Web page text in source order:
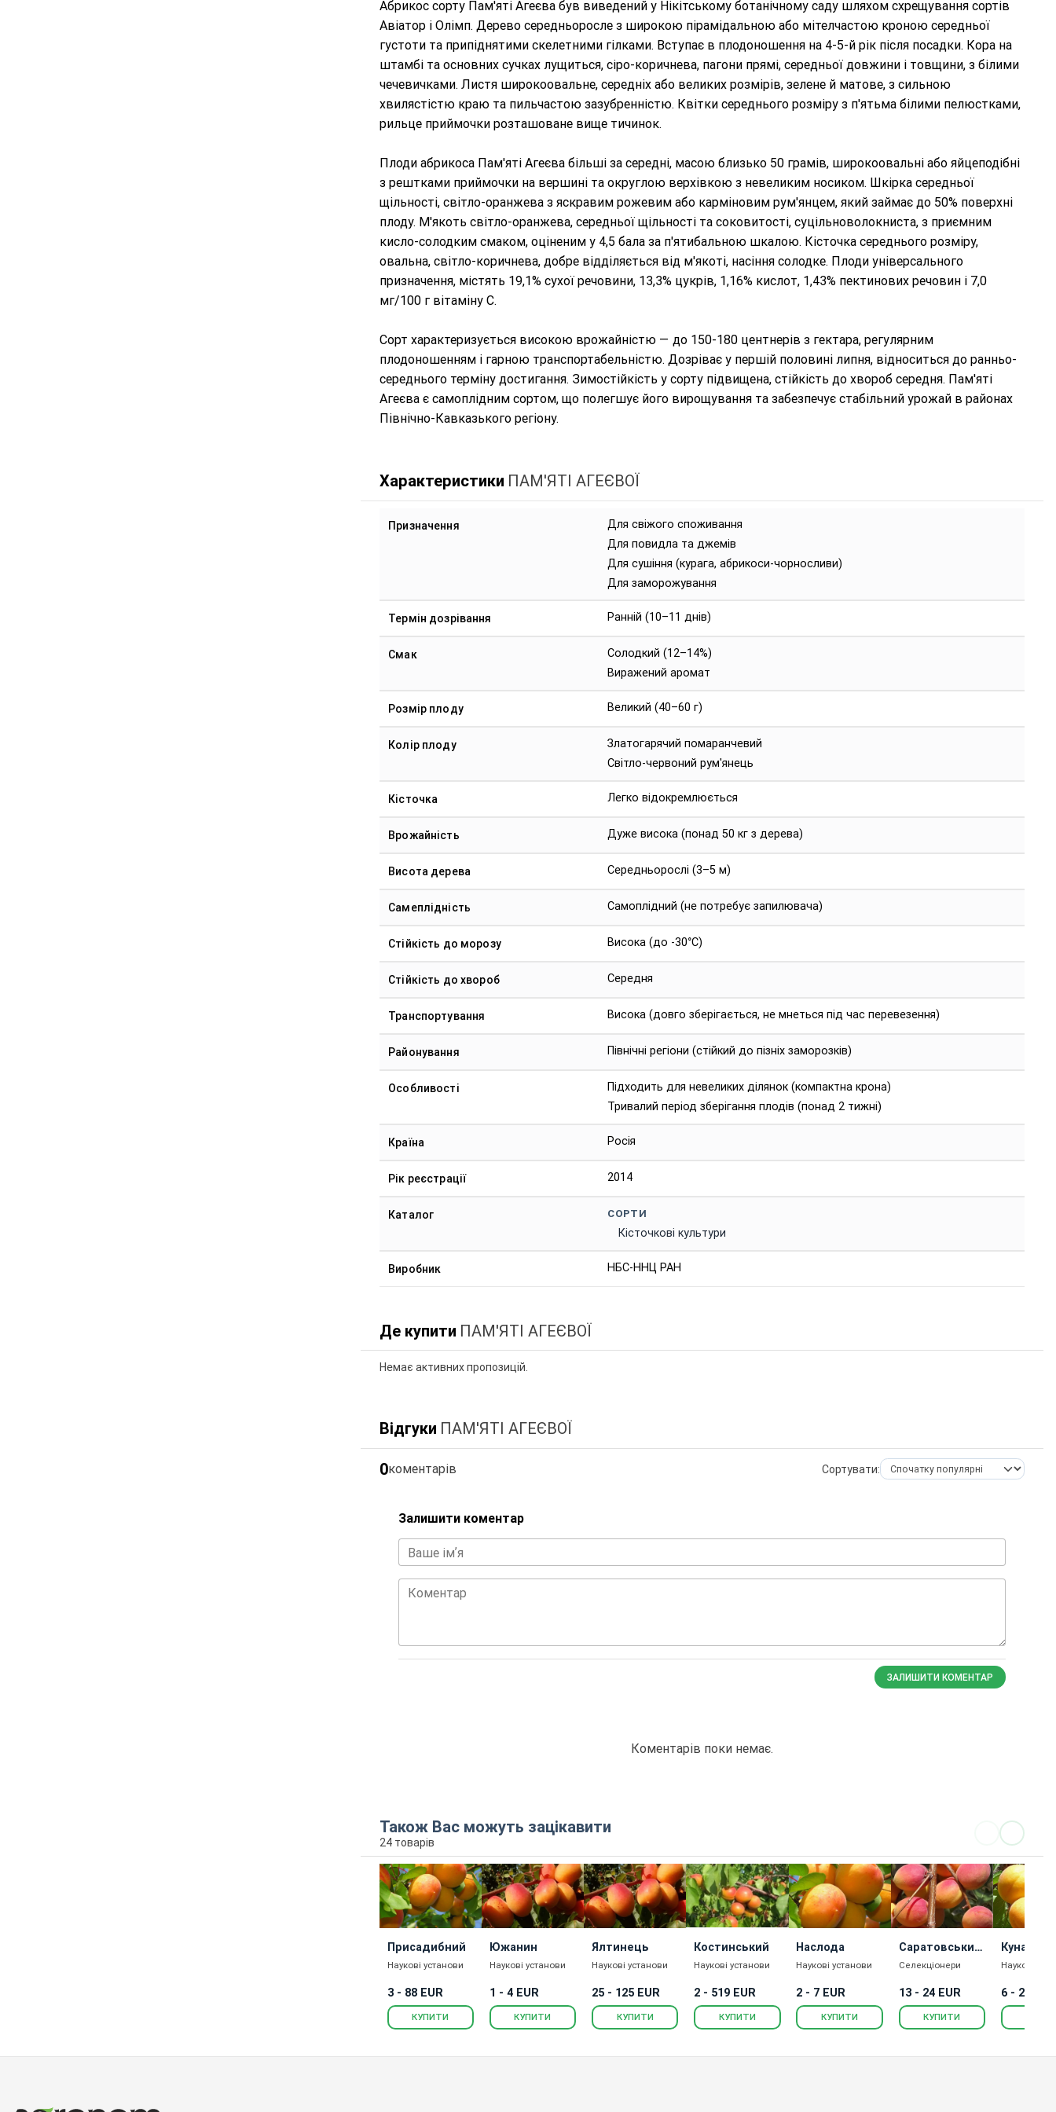
Абрикос сорту Пам'яті Агеєва був виведений у Нікітському ботанічному саду шляхом схрещування сортів
Авіатор і Олімп. Дерево середньоросле з широкою пірамідальною або мітелчастою кроною середньої
густоти та припіднятими скелетними гілками. Вступає в плодоношення на 4-5-й рік після посадки. Кора на
штамбі та основних сучках лущиться, сіро-коричнева, пагони прямі, середньої довжини і товщини, з білими
чечевичками. Листя широкоовальне, середніх або великих розмірів, зелене й матове, з сильною
хвилястістю краю та пильчастою зазубренністю. Квітки середнього розміру з п'ятьма білими пелюстками,
рильце приймочки розташоване вище тичинок.
Плоди абрикоса Пам'яті Агеєва більші за середні, масою близько 50 грамів, широкоовальні або яйцеподібні
з рештками приймочки на вершині та округлою верхівкою з невеликим носиком. Шкірка середньої
щільності, світло-оранжева з яскравим рожевим або карміновим рум'янцем, який займає до 50% поверхні
плоду. М'якоть світло-оранжева, середньої щільності та соковитості, суцільноволокниста, з приємним
кисло-солодким смаком, оціненим у 4,5 бала за п'ятибальною шкалою. Кісточка середнього розміру,
овальна, світло-коричнева, добре відділяється від м'якоті, насіння солодке. Плоди універсального
призначення, містять 19,1% сухої речовини, 13,3% цукрів, 1,16% кислот, 1,43% пектинових речовин і 7,0
мг/100 г вітаміну С.
Сорт характеризується високою врожайністю — до 150-180 центнерів з гектара, регулярним
плодоношенням і гарною транспортабельністю. Дозріває у першій половині липня, відноситься до ранньо-
середнього терміну достигання. Зимостійкість у сорту підвищена, стійкість до хвороб середня. Пам'яті
Агеєва є самоплідним сортом, що полегшує його вирощування та забезпечує стабільний урожай в районах
Північно-Кавказького регіону.
Характеристики ПАМ'ЯТІ АГЕЄВОЇ
Призначення
Для свіжого споживання
Для повидла та джемів
Для сушіння (курага, абрикоси-чорносливи)
Для заморожування
Термін дозрівання Ранній (10–11 днів)
Смак
Солодкий (12–14%)
Виражений аромат
Розмір плоду Великий (40–60 г)
Колір плоду
Златогарячий помаранчевий
Світло-червоний рум'янець
Кісточка Легко відокремлюється
Врожайність Дуже висока (понад 50 кг з дерева)
Висота дерева Середньорослі (3–5 м)
Самеплідність Самоплідний (не потребує запилювача)
Стійкість до морозу Висока (до -30°C)
Стійкість до хвороб Середня
Транспортування Висока (довго зберігається, не мнеться під час перевезення)
Районування Північні регіони (стійкий до пізніх заморозків)
Особливості
Підходить для невеликих ділянок (компактна крона)
Тривалий період зберігання плодів (понад 2 тижні)
Країна Росія
Рік реєстрації 2014
Каталог СОРТИ
Кісточкові культури
Виробник НБС-ННЦ РАН
Де купити ПАМ'ЯТІ АГЕЄВОЇ
Немає активних пропозицій.
Відгуки ПАМ'ЯТІ АГЕЄВОЇ
0коментарів Сортувати:
Залишити коментар
Ваше імʼя
Коментар
ЗАЛИШИТИ КОМЕНТАР
Коментарів поки немає.
Також Вас можуть зацікавити
24 товарів
Присадибний
Наукові установи
3 - 88 EUR
КУПИТИ
Южанин
Наукові установи
1 - 4 EUR
КУПИТИ
Ялтинець
Наукові установи
25 - 125 EUR
КУПИТИ
Костинський
Наукові установи
2 - 519 EUR
КУПИТИ
Наслода
Наукові установи
2 - 7 EUR
КУПИТИ
Саратовський
Рубін
Селекціонери
13 - 24 EUR
КУПИТИ
Кунач
Наукові
6 - 21 EUR